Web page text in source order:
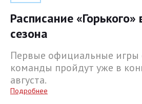
Расписание «Горького»
сезона
Первые официальные игры
команды пройдут уже в
августа.
Подробнее